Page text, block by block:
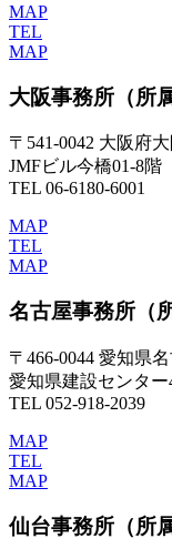
MAP
TEL
MAP
大阪事務所 （所
〒541-0042 大阪府
JMFビル今橋01-8階
TEL 06-6180-6001
MAP
TEL
MAP
名古屋事務所 （
〒466-0044 愛知県
愛知県建設センター
TEL 052-918-2039
MAP
TEL
MAP
仙台事務所 （所